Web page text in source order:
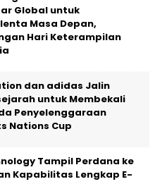
Global untuk
Masa Depan,
Hari Keterampilan
dan adidas Jalin
untuk Membekali
Penyelenggaraan
Nations Cup
Tampil Perdana ke
Kapabilitas Lengkap E-